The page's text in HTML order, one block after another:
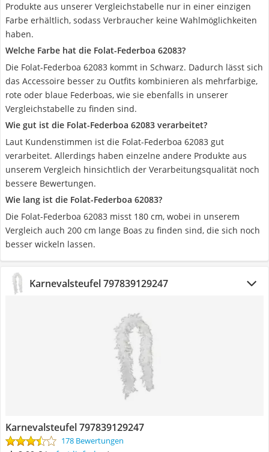
Produkte aus unserer Vergleichstabelle nur in einer einzigen
Farbe erhältlich, sodass Verbraucher keine Wahlmöglichkeiten
haben.
Welche Farbe hat die Folat-Federboa 62083?
Die Folat-Federboa 62083 kommt in Schwarz. Dadurch lässt sich
das Accessoire besser zu Outfits kombinieren als mehrfarbige,
rote oder blaue Federboas, wie sie ebenfalls in unserer
Vergleichstabelle zu finden sind.
Wie gut ist die Folat-Federboa 62083 verarbeitet?
Laut Kundenstimmen ist die Folat-Federboa 62083 gut
verarbeitet. Allerdings haben einzelne andere Produkte aus
unserem Vergleich hinsichtlich der Verarbeitungsqualität noch
bessere Bewertungen.
Wie lang ist die Folat-Federboa 62083?
Die Folat-Federboa 62083 misst 180 cm, wobei in unserem
Vergleich auch 200 cm lange Boas zu finden sind, die sich noch
besser wickeln lassen.
Karnevalsteufel 797839129247
Karnevalsteufel 797839129247
178 Bewertungen